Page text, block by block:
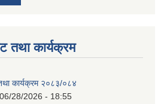
तथा कार्यक्रम
कार्यक्रम २०८३/०८४
06/28/2026 - 18:55